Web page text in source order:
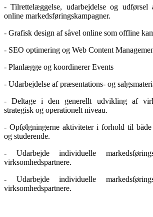
- Tilrettelæggelse, udarbejdelse og
online markedsføringskampagner.
- Grafisk design af såvel online som offline
- SEO optimering og Web Content
- Planlægge og koordinerer Events
- Udarbejdelse af præsentations- og
- Deltage i den generellt udvikling af
strategisk og operationelt niveau.
- Opfølgningerne aktiviteter i forhold til både
og studerende.
- Udarbejde individuelle
virksomhedspartnere.
- Udarbejde individuelle
virksomhedspartnere.